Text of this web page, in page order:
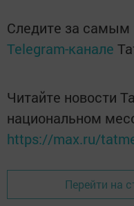
Следите за
Telegram-канале
Читайте новости
национальном
https://max.ru/
Перейти на